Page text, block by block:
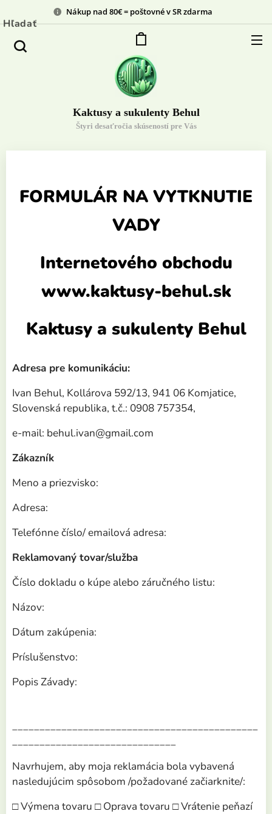
Nákup nad 80€ = poštovné v SR zdarma
Kaktusy a sukulenty Behul
Štyri desaťročia skúseností pre Vás
Hľadať
FORMULÁR NA VYTKNUTIE
VADY
Internetového obchodu
www.kaktusy-behul.sk
Kaktusy a sukulenty Behul
Adresa pre komunikáciu:
Ivan Behul, Kollárova 592/13, 941 06 Komjatice,
Slovenská republika, t.č.: 0908 757354,
e-mail: behul.ivan@gmail.com
Zákazník
Meno a priezvisko:
Adresa:
Telefónne číslo/ emailová adresa:
Reklamovaný tovar/služba
Číslo dokladu o kúpe alebo záručného listu:
Názov:
Dátum zakúpenia:
Príslušenstvo:
Popis Závady:
_____________________________________________
______________________________
Navrhujem, aby moja reklamácia bola vybavená
nasledujúcim spôsobom /požadované začiarknite/:
□ Výmena tovaru □ Oprava tovaru □ Vrátenie peňazí